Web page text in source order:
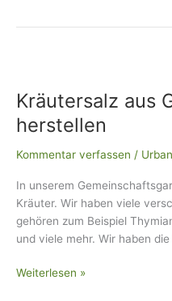
Kräutersalz aus
herstellen
Kommentar verfassen /
In unserem
Kräuter. Wir haben viele
gehören zum Beispiel
und viele mehr. Wir haben
Gartenkräutern
herstellen
Weiterlesen »